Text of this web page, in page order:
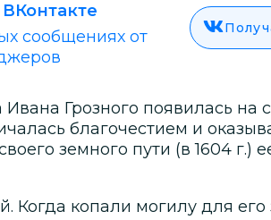
сообщениях от
Грозного появилась на
благочестием и
земного пути (в 1604 г.)
Когда копали могилу для его